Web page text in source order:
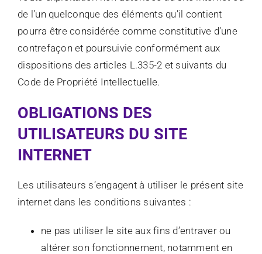
de l’un quelconque des éléments qu’il contient
pourra être considérée comme constitutive d’une
contrefaçon et poursuivie conformément aux
dispositions des articles L.335-2 et suivants du
Code de Propriété Intellectuelle.
OBLIGATIONS DES
UTILISATEURS DU SITE
INTERNET
Les utilisateurs s’engagent à utiliser le présent site
internet dans les conditions suivantes :
ne pas utiliser le site aux fins d’entraver ou
altérer son fonctionnement, notamment en